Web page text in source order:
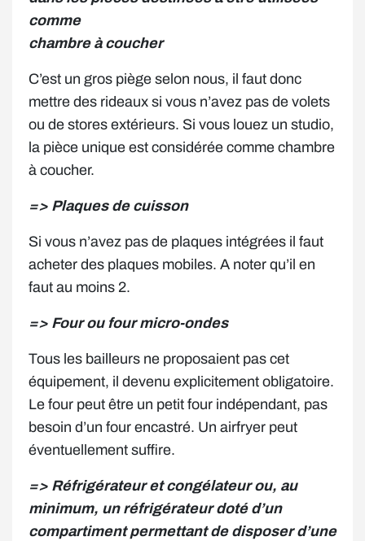
comme
chambre à coucher
C’est un gros piège selon nous, il faut donc
mettre des rideaux si vous n’avez pas de volets
ou de stores extérieurs. Si vous louez un studio,
la pièce unique est considérée comme chambre
à coucher.
=> Plaques de cuisson
Si vous n’avez pas de plaques intégrées il faut
acheter des plaques mobiles. A noter qu’il en
faut au moins 2.
=> Four ou four micro-ondes
Tous les bailleurs ne proposaient pas cet
équipement, il devenu explicitement obligatoire.
Le four peut être un petit four indépendant, pas
besoin d’un four encastré. Un airfryer peut
éventuellement suffire.
=> Réfrigérateur et congélateur ou, au
minimum, un réfrigérateur doté d’un
compartiment permettant de disposer d’une